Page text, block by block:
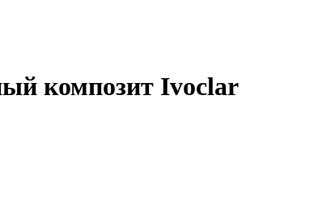
композит Ivoclar